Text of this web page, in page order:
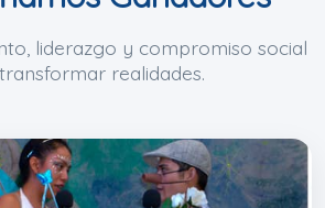
liderazgo y compromiso social
realidades.